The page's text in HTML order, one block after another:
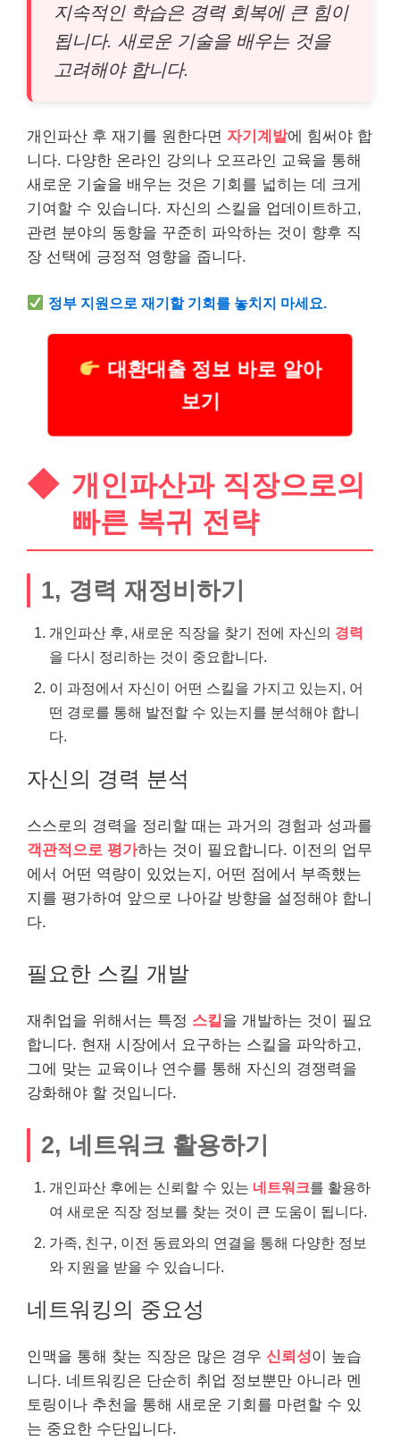
지속적인 학습은 경력 회복에 큰 힘이
됩니다. 새로운 기술을 배우는 것을
고려해야 합니다.
개인파산 후 재기를 원한다면 자기계발에 힘써야 합
니다. 다양한 온라인 강의나 오프라인 교육을 통해
새로운 기술을 배우는 것은 기회를 넓히는 데 크게
기여할 수 있습니다. 자신의 스킬을 업데이트하고,
관련 분야의 동향을 꾸준히 파악하는 것이 향후 직
장 선택에 긍정적 영향을 줍니다.
정부 지원으로 재기할 기회를 놓치지 마세요.
대환대출 정보 바로 알아
보기
개인파산과 직장으로의
빠른 복귀 전략
1, 경력 재정비하기
개인파산 후, 새로운 직장을 찾기 전에 자신의 경력
을 다시 정리하는 것이 중요합니다.
이 과정에서 자신이 어떤 스킬을 가지고 있는지, 어
떤 경로를 통해 발전할 수 있는지를 분석해야 합니
다.
자신의 경력 분석
스스로의 경력을 정리할 때는 과거의 경험과 성과를
객관적으로 평가하는 것이 필요합니다. 이전의 업무
에서 어떤 역량이 있었는지, 어떤 점에서 부족했는
지를 평가하여 앞으로 나아갈 방향을 설정해야 합니
다.
필요한 스킬 개발
재취업을 위해서는 특정 스킬을 개발하는 것이 필요
합니다. 현재 시장에서 요구하는 스킬을 파악하고,
그에 맞는 교육이나 연수를 통해 자신의 경쟁력을
강화해야 할 것입니다.
2, 네트워크 활용하기
개인파산 후에는 신뢰할 수 있는 네트워크를 활용하
여 새로운 직장 정보를 찾는 것이 큰 도움이 됩니다.
가족, 친구, 이전 동료와의 연결을 통해 다양한 정보
와 지원을 받을 수 있습니다.
네트워킹의 중요성
인맥을 통해 찾는 직장은 많은 경우 신뢰성이 높습
니다. 네트워킹은 단순히 취업 정보뿐만 아니라 멘
토링이나 추천을 통해 새로운 기회를 마련할 수 있
는 중요한 수단입니다.